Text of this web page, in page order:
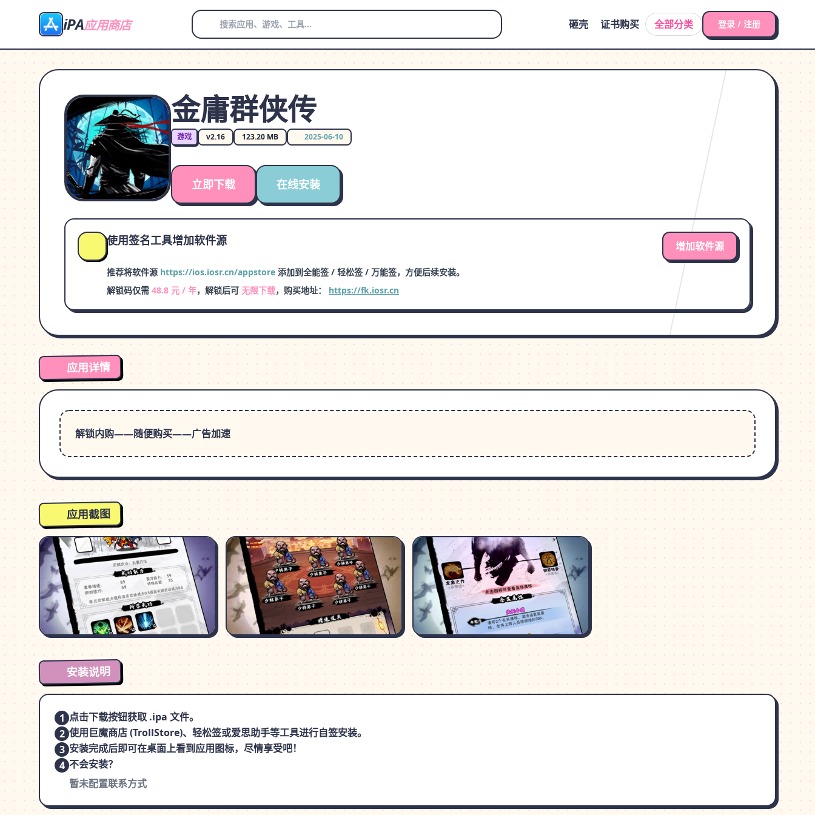
iPA应用商店 砸壳 证书购买 全部分类 登录 / 注册
金庸群侠传
游戏 v2.16 123.20 MB 2025-06-10
立即下载 在线安装
使用签名工具增加软件源 增加软件源
推荐将软件源 https://ios.iosr.cn/appstore 添加到全能签 / 轻松签 / 万能签，方便后续安装。
解锁码仅需 48.8 元 / 年，解锁后可 无限下载，购买地址： https://fk.iosr.cn
应用详情
解锁内购——随便购买——广告加速
应用截图
安装说明
1 点击下载按钮获取 .ipa 文件。
2 使用巨魔商店 (TrollStore)、轻松签或爱思助手等工具进行自签安装。
3 安装完成后即可在桌面上看到应用图标，尽情享受吧！
4 不会安装？
暂未配置联系方式